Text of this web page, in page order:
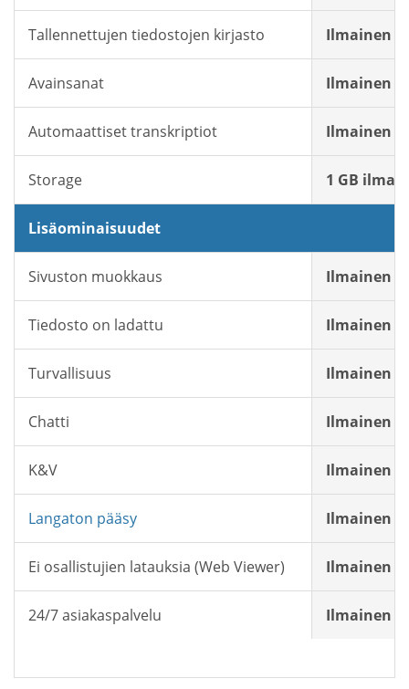
Tallennettujen tiedostojen kirjasto Ilmainen
Avainsanat Ilmainen
Automaattiset transkriptiot Ilmainen
Storage 1 GB
Lisäominaisuudet
Sivuston muokkaus Ilmainen
Tiedosto on ladattu Ilmainen
Turvallisuus Ilmainen
Chatti Ilmainen
K&V Ilmainen
Langaton pääsy Ilmainen
Ei osallistujien latauksia (Web Viewer) Ilmainen
24/7 asiakaspalvelu Ilmainen